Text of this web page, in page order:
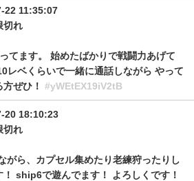
22 11:35:07
切れ
てます。 始めたばかりで戦闘力あげて
レベくらいで一緒に通話しながら やって
方ぜひ！ #yWEtEX19iV2tB
20 18:10:23
切れ
がら、カプセル集めたり老練狩ったりし
！ ship6で遊んでます！ よろしくです！